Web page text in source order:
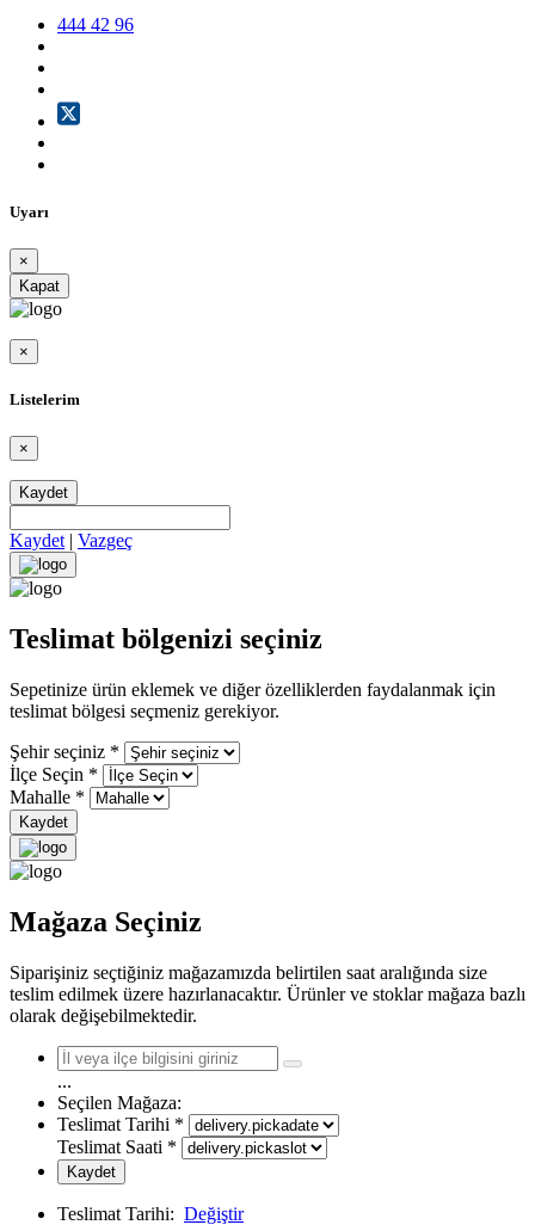
444 42 96
Uyarı
×
Kapat
×
Listelerim
×
Kaydet
Kaydet | Vazgeç
Teslimat bölgenizi seçiniz
Sepetinize ürün eklemek ve diğer özelliklerden faydalanmak için
teslimat bölgesi seçmeniz gerekiyor.
Şehir seçiniz *
İlçe Seçin *
Mahalle *
Kaydet
Mağaza Seçiniz
Siparişiniz seçtiğiniz mağazamızda belirtilen saat aralığında size
teslim edilmek üzere hazırlanacaktır. Ürünler ve stoklar mağaza bazlı
olarak değişebilmektedir.
...
Seçilen Mağaza:
Teslimat Tarihi *
Teslimat Saati *
Kaydet
Teslimat Tarihi: Değiştir